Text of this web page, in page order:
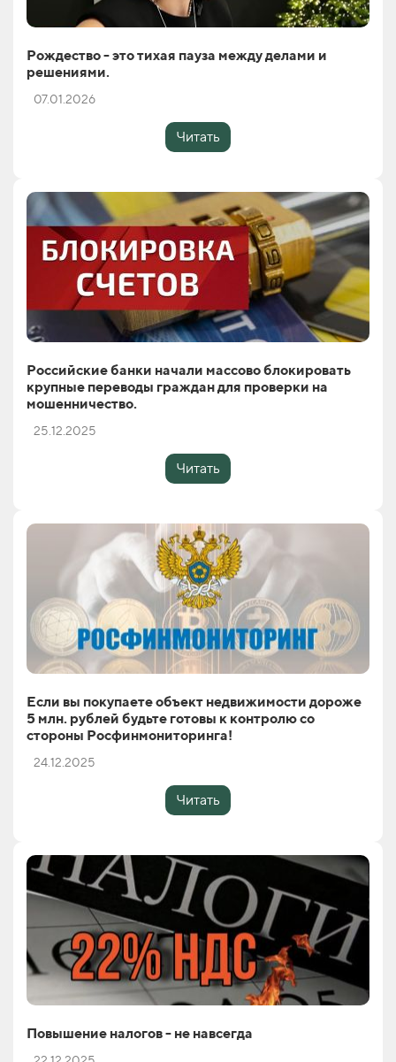
Рождество - это тихая пауза между делами и
решениями.
07.01.2026
Читать
Российские банки начали массово блокировать
крупные переводы граждан для проверки на
мошенничество.
25.12.2025
Читать
Если вы покупаете объект недвижимости дороже
5 млн. рублей будьте готовы к контролю со
стороны Росфинмониторинга!
24.12.2025
Читать
Повышение налогов - не навсегда